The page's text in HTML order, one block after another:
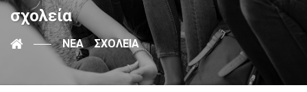
σχολεία
ΝΈΑ ΣΧΟΛΕΊΑ